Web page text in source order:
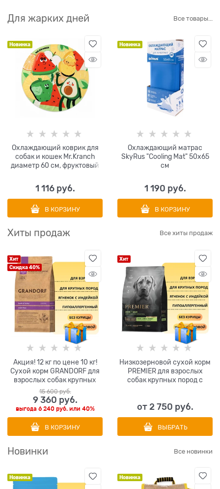
Для жарких дней Все товары...
Новинка
Охлаждающий коврик для
собак и кошек Mr.Kranch
диаметр 60 см, фруктовый
1 116 руб.
В КОРЗИНУ
Новинка
Охлаждающий матрас
SkyRus "Cooling Mat" 50х65
см
1 190 руб.
В КОРЗИНУ
Хиты продаж Все хиты продаж
Хит
Скидка 40%
Акция! 12 кг по цене 10 кг!
Сухой корм GRANDORF для
взрослых собак крупных
пород с ягненком и
индейкой MAXI Lamb and
Turkey
15 600 руб.
9 360 руб.
выгода 6 240 руб.или 40%
В КОРЗИНУ
Хит
Низкозерновой сухой корм
PREMIER для взрослых
собак крупных пород с
от 2 750 руб.
ВЫБРАТЬ
Новинки Все новинки
Новинка Новинка